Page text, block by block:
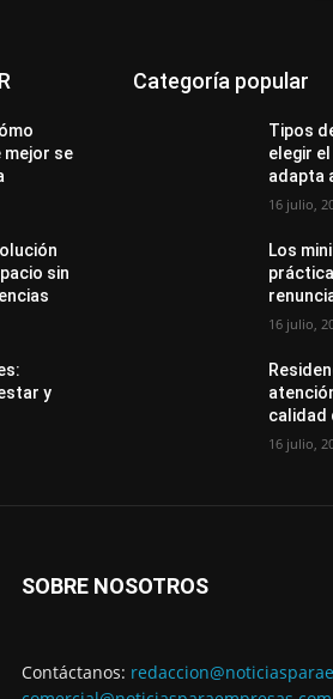
mejor se
sin
y
Categoría popular
Tipos
elegir
adapta
16 julio,
Los
16 julio,
calidad
16 julio,
SOBRE NOSOTROS
Contáctanos: